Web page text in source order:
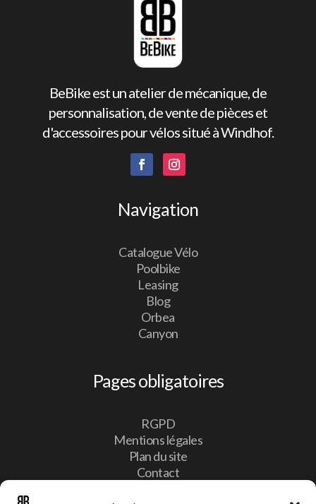
BeBike est un atelier de mécanique, de
personnalisation, de vente de pièces et
d'accessoires pour vélos situé à Windhof.
Navigation
Catalogue Vélo
Poolbike
Leasing
Blog
Orbea
Canyon
Pages obligatoires
RGPD
Mentions légales
Plan du site
Contact